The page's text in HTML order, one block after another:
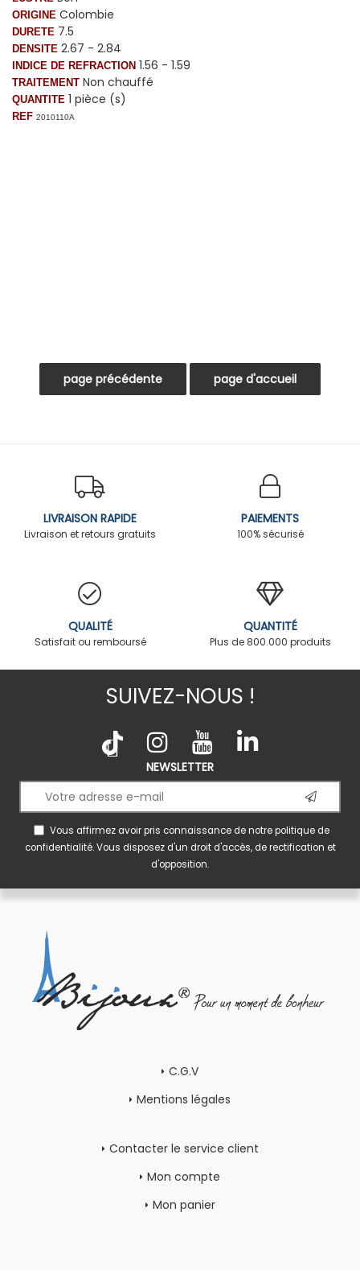
ORIGINE Colombie
DURETE 7.5
DENSITE 2.67 - 2.84
INDICE DE REFRACTION 1.56 - 1.59
TRAITEMENT Non chauffé
QUANTITE 1 pièce (s)
REF 2010110A
LIVRAISON RAPIDE
Livraison et retours gratuits
PAIEMENTS
100% sécurisé
QUALITÉ
Satisfait ou remboursé
QUANTITÉ
Plus de 800.000 produits
SUIVEZ-NOUS !
NEWSLETTER
Vous affirmez avoir pris connaissance de notrepolitique de
confidentialité. Vous disposez d'un droit d'accès, de rectification et
d'opposition.
C.G.V
Mentions légales
Contacter le service client
Mon compte
Mon panier